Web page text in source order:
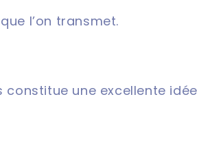
l’on transmet.
une excellente idée